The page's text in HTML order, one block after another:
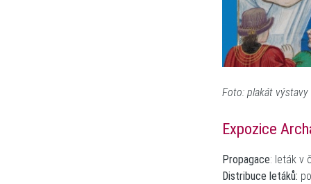
Foto: plakát
Expozice
Propagace: leták v
Distribuce letáků: